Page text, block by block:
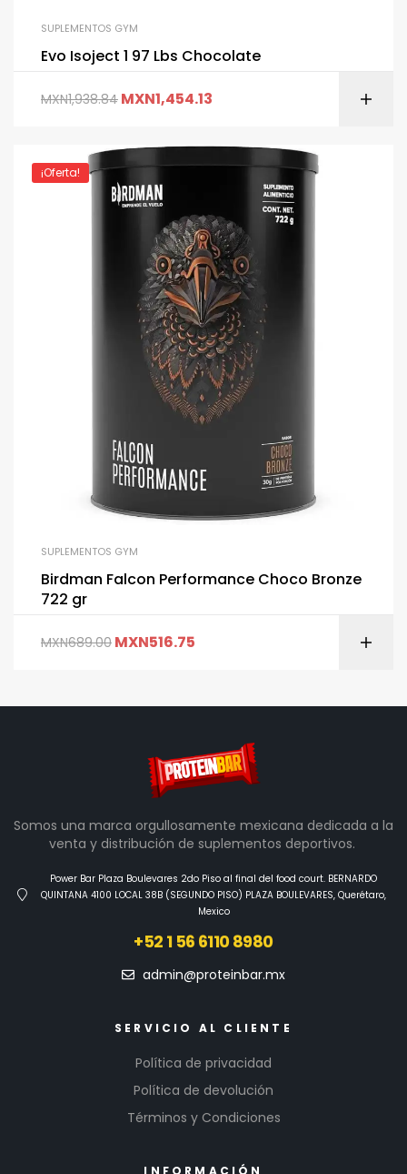
SUPLEMENTOS GYM
Evo Isoject 1 97 Lbs Chocolate
MXN1,938.84 MXN1,454.13
¡Oferta!
SUPLEMENTOS GYM
Birdman Falcon Performance Choco Bronze
722 gr
MXN689.00 MXN516.75
Somos una marca orgullosamente mexicana dedicada a la
venta y distribución de suplementos deportivos.
Power Bar Plaza Boulevares 2do Piso al final del food court. BERNARDO
QUINTANA 4100 LOCAL 38B (SEGUNDO PISO) PLAZA BOULEVARES, Querétaro,
Mexico
+52 1 56 6110 8980
admin@proteinbar.mx
SERVICIO AL CLIENTE
Política de privacidad
Política de devolución
Términos y Condiciones
INFORMACIÓN